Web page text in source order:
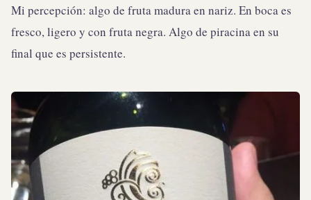
Mi percepción: algo de fruta madura en nariz. En boca es
fresco, ligero y con fruta negra. Algo de piracina en su
final que es persistente.